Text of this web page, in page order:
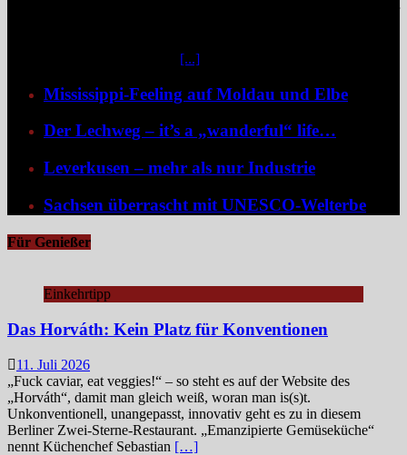
[...]
Mississippi-Feeling auf Moldau und Elbe
Der Lechweg – it’s a „wanderful“ life…
Leverkusen – mehr als nur Industrie
Sachsen überrascht mit UNESCO-Welterbe
Für Genießer
Einkehrtipp
Das Horváth: Kein Platz für Konventionen
11. Juli 2026
„Fuck caviar, eat veggies!“ – so steht es auf der Website des
„Horváth“, damit man gleich weiß, woran man is(s)t.
Unkonventionell, unangepasst, innovativ geht es zu in diesem
Berliner Zwei-Sterne-Restaurant. „Emanzipierte Gemüseküche“
nennt Küchenchef Sebastian […]